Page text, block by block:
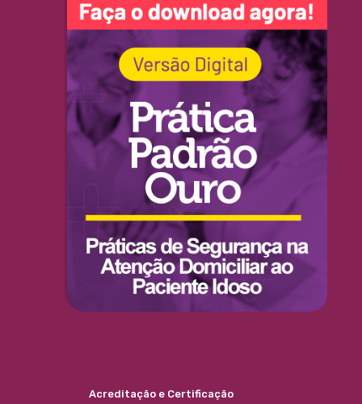
Acreditação e Certificação